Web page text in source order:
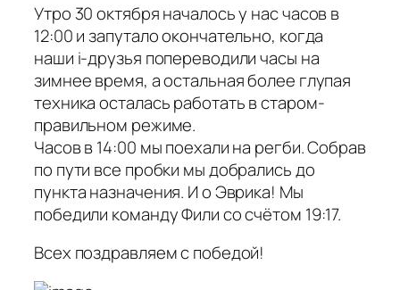
Утро 30 октября началось у нас часов в
12:00 и запутало окончательно, когда
наши i-друзья попереводили часы на
зимнее время, а остальная более глупая
техника осталась работать в старом-
правильном режиме.
Часов в 14:00 мы поехали на регби. Собрав
по пути все пробки мы добрались до
пункта назначения. И о Эврика! Мы
победили команду Фили со счётом 19:17.
Всех поздравляем с победой!